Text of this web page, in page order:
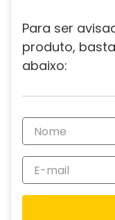
Para ser
produto,
abaixo: